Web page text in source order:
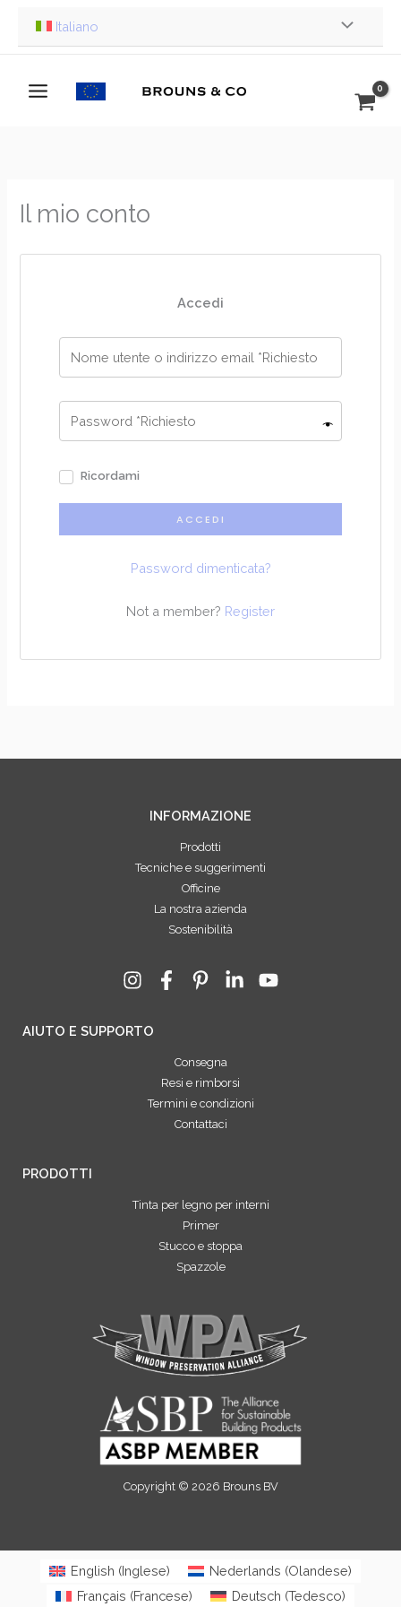
Italiano
Il mio conto
Accedi
Ricordami
ACCEDI
Password dimenticata?
Not a member? Register
INFORMAZIONE
Prodotti
Tecniche e suggerimenti
Officine
La nostra azienda
Sostenibilità
AIUTO E SUPPORTO
Consegna
Resi e rimborsi
Termini e condizioni
Contattaci
PRODOTTI
Tinta per legno per interni
Primer
Stucco e stoppa
Spazzole
Copyright © 2026 Brouns BV
English (Inglese) Nederlands (Olandese)
Français (Francese) Deutsch (Tedesco)